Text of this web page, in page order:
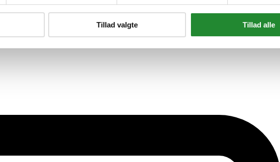
Tillad valgte Tillad alle